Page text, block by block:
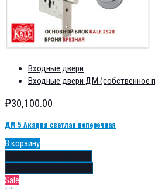
Входные двери
Входные двери ДМ (собственное
₽30,100.00
ДМ 5 Акация светлая поперечная
В корзину
Sale